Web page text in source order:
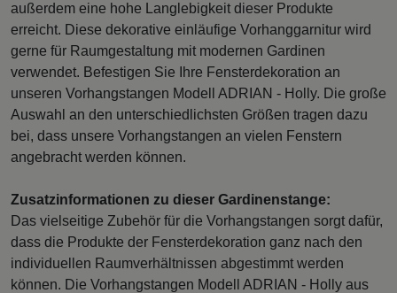
außerdem eine hohe Langlebigkeit dieser Produkte
erreicht. Diese dekorative einläufige Vorhanggarnitur wird
gerne für Raumgestaltung mit modernen Gardinen
verwendet. Befestigen Sie Ihre Fensterdekoration an
unseren Vorhangstangen Modell ADRIAN - Holly. Die große
Auswahl an den unterschiedlichsten Größen tragen dazu
bei, dass unsere Vorhangstangen an vielen Fenstern
angebracht werden können.
Zusatzinformationen zu dieser Gardinenstange:
Das vielseitige Zubehör für die Vorhangstangen sorgt dafür,
dass die Produkte der Fensterdekoration ganz nach den
individuellen Raumverhältnissen abgestimmt werden
können. Die Vorhangstangen Modell ADRIAN - Holly aus